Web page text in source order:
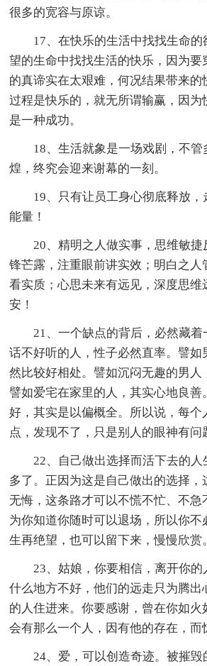
很多的宽容与原谅。
17、在快乐的生活中找找生命
望的生命中找找生活的快乐，因为要
的真谛实在太艰难，何况结果带来的
过程是快乐的，就无所谓输赢，因为
是一种成功。
18、生活就象是一场戏剧，不管
煌，终究会迎来谢幕的一刻。
19、只有让员工身心彻底释放，
能量！
20、精明之人做实事，思维敏
锋芒露，注重眼前讲实效；明白之人
看实质；心思未来有远见，深度思维
安！
21、一个缺点的背后，必然藏
话不好听的人，性子必然直率。譬如
然比较好相处。譬如沉闷无趣的男人
譬如爱宅在家里的人，其实心地良善
好，其实是以偏概全。所以说，每个
点，发现不了，只是别人的眼神有问
22、自己做出选择而活下去的人
多了。正因为这是自己做出的选择，
无悔，这条路才可以不慌不忙、不急
为你知道你随时可以退场，所以你不
生再绝望，也可以留下来，慢慢欣赏。
23、姑娘，你要相信，离开你
什么地方不好，他们的远走只为腾出
的人住进来。你要感谢，曾在你如火
会有那么一个人，因有他的存在，而
24、爱，可以创造奇迹。被摧